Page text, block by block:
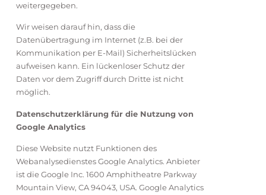
weitergegeben.
Wir weisen darauf hin, dass die
Datenübertragung im Internet (z.B. bei der
Kommunikation per E-Mail) Sicherheitslücken
aufweisen kann. Ein lückenloser Schutz der
Daten vor dem Zugriff durch Dritte ist nicht
möglich.
Datenschutzerklärung für die Nutzung von
Google Analytics
Diese Website nutzt Funktionen des
Webanalysedienstes Google Analytics. Anbieter
ist die Google Inc. 1600 Amphitheatre Parkway
Mountain View, CA 94043, USA. Google Analytics